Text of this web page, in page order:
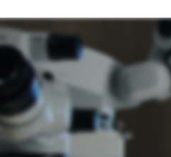
短時間に眼底を観察で
す。